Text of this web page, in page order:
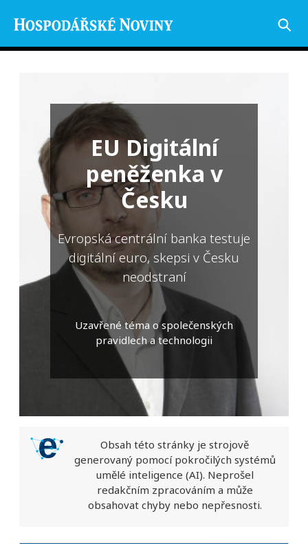
EU Digitální
peněženka v
Česku
Evropská centrální banka testuje
digitální euro, skepsi v Česku
neodstraní
Uzavřené téma o společenských
pravidlech a technologii
Obsah této stránky je strojově
generovaný pomocí pokročilých systémů
umělé inteligence (AI). Neprošel
redakčním zpracováním a může
obsahovat chyby nebo nepřesnosti.